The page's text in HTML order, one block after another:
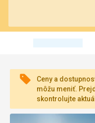
Ceny a
môžu meniť.
skontrolujte